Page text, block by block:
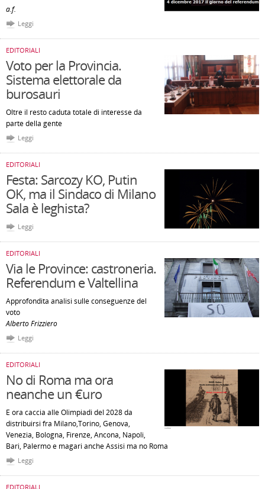
a.f.
Leggi
EDITORIALI
Voto per la Provincia.
Sistema elettorale da
burosauri
Oltre il resto caduta totale di interesse da
parte della gente
Leggi
EDITORIALI
Festa: Sarcozy KO, Putin
OK, ma il Sindaco di Milano
Sala è leghista?
Leggi
EDITORIALI
Via le Province: castroneria.
Referendum e Valtellina
Approfondita analisi sulle conseguenze del
voto
Alberto Frizziero
Leggi
EDITORIALI
No di Roma ma ora
neanche un €uro
E ora caccia alle Olimpiadi del 2028 da
distribuirsi fra Milano,Torino, Genova,
Venezia, Bologna, Firenze, Ancona, Napoli,
Bari, Palermo e magari anche Assisi ma no Roma
Leggi
EDITORIALI